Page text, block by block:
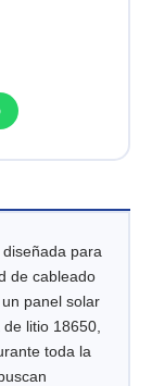
para
de cableado
panel solar
litio 18650,
toda la